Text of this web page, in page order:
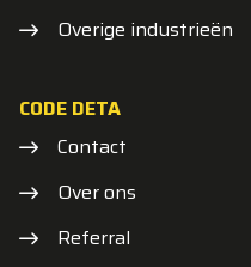
Overige industrieën
CODE DETA
Contact
Over ons
Referral